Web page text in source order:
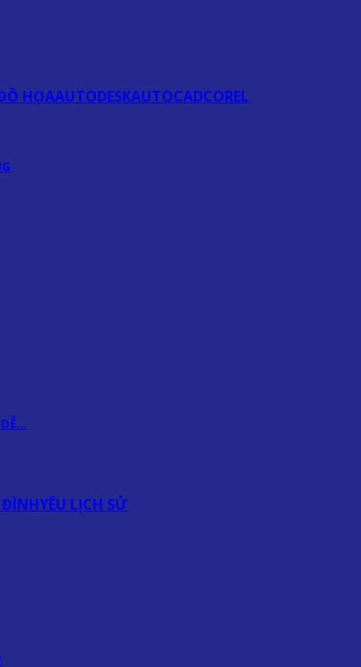
HỌAAUTODESKAUTOCADCOREL
DỄ…
ĐÌNHYÊU LỊCH SỬ